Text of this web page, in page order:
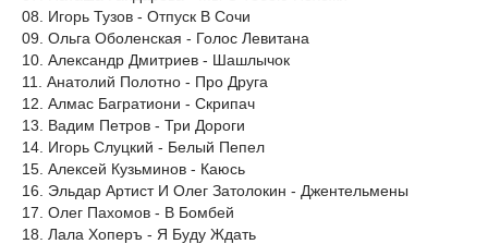
08. Игорь Тузов - Отпуск В Сочи
09. Ольга Оболенская - Голос Левитана
10. Александр Дмитриев - Шашлычок
11. Анатолий Полотно - Про Друга
12. Алмас Багратиони - Скрипач
13. Вадим Петров - Три Дороги
14. Игорь Слуцкий - Белый Пепел
15. Алексей Кузьминов - Каюсь
16. Эльдар Артист И Олег Затолокин - Джентельмены
17. Олег Пахомов - В Бомбей
18. Лала Хоперъ - Я Буду Ждать